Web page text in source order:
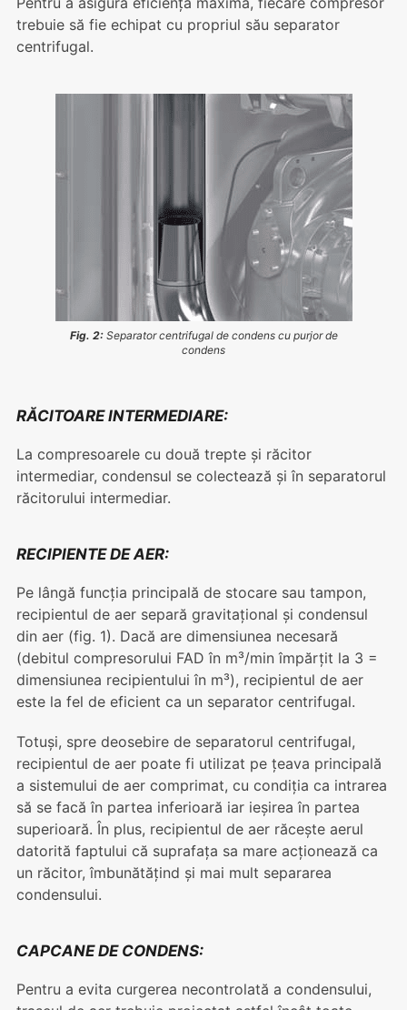
trebuie să fie echipat cu propriul său separator
centrifugal.
Fig. 2:Separator centrifugal de condens cu purjor de
condens
RĂCITOARE INTERMEDIARE:
La compresoarele cu două trepte și răcitor
intermediar, condensul se colectează și în separatorul
răcitorului intermediar.
RECIPIENTE DE AER:
Pe lângă funcția principală de stocare sau tampon,
recipientul de aer separă gravitațional și condensul
din aer (fig. 1). Dacă are dimensiunea necesară
(debitul compresorului FAD în m³/min împărțit la 3 =
dimensiunea recipientului în m³), recipientul de aer
este la fel de eficient ca un separator centrifugal.
Totuși, spre deosebire de separatorul centrifugal,
recipientul de aer poate fi utilizat pe țeava principală
a sistemului de aer comprimat, cu condiția ca intrarea
să se facă în partea inferioară iar ieșirea în partea
superioară. În plus, recipientul de aer răcește aerul
datorită faptului că suprafața sa mare acționează ca
un răcitor, îmbunătățind și mai mult separarea
condensului.
CAPCANE DE CONDENS:
Pentru a evita curgerea necontrolată a condensului,